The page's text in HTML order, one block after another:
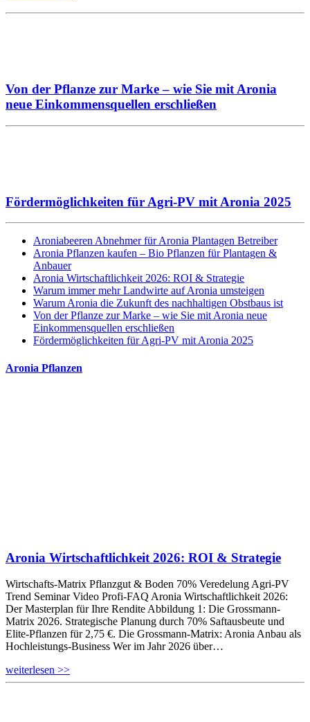
Von der Pflanze zur Marke – wie Sie mit Aronia
neue Einkommensquellen erschließen
Fördermöglichkeiten für Agri-PV mit Aronia 2025
Aroniabeeren Abnehmer für Aronia Plantagen Betreiber
Aronia Pflanzen kaufen – Bio Pflanzen für Plantagen &
Anbauer
Aronia Wirtschaftlichkeit 2026: ROI & Strategie
Warum immer mehr Landwirte auf Aronia umsteigen
Warum Aronia die Zukunft des nachhaltigen Obstbaus ist
Von der Pflanze zur Marke – wie Sie mit Aronia neue
Einkommensquellen erschließen
Fördermöglichkeiten für Agri-PV mit Aronia 2025
Aronia Pflanzen
Aronia Wirtschaftlichkeit 2026: ROI & Strategie
Wirtschafts-Matrix Pflanzgut & Boden 70% Veredelung Agri-PV
Trend Seminar Video Profi-FAQ Aronia Wirtschaftlichkeit 2026:
Der Masterplan für Ihre Rendite Abbildung 1: Die Grossmann-
Matrix 2026. Strategische Planung durch 70% Saftausbeute und
Elite-Pflanzen für 2,75 €. Die Grossmann-Matrix: Aronia Anbau als
Hochleistungs-Business Wer im Jahr 2026 über…
weiterlesen >>